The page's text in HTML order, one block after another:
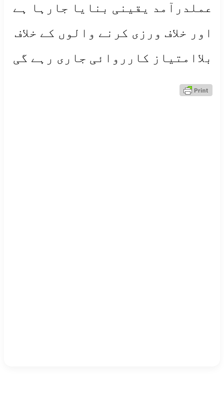
عملدرآمد یقینی بنایا جارہا ہے
اور خلاف ورزی کرنے والوں کے خلاف
بلاامتیاز کارروائی جاری رہے گی